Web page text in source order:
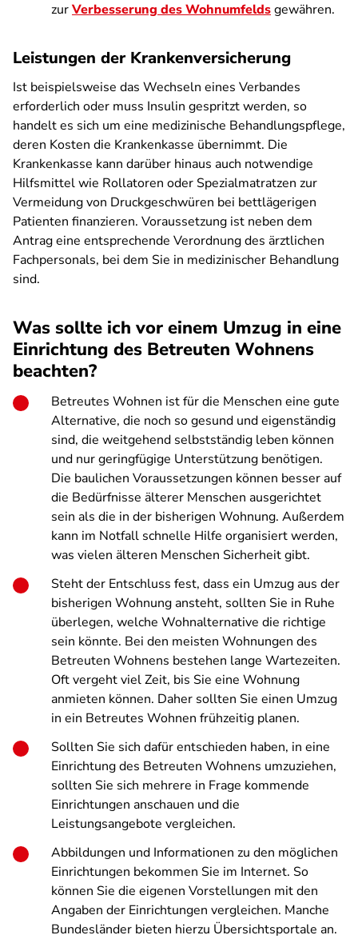
zurVerbesserung des Wohnumfeldsgewähren.
Leistungen der Krankenversicherung
Ist beispielsweise das Wechseln eines Verbandes
erforderlich oder muss Insulin gespritzt werden, so
handelt es sich um eine medizinische Behandlungspflege,
deren Kosten die Krankenkasse übernimmt. Die
Krankenkasse kann darüber hinaus auch notwendige
Hilfsmittel wie Rollatoren oder Spezialmatratzen zur
Vermeidung von Druckgeschwüren bei bettlägerigen
Patienten finanzieren. Voraussetzung ist neben dem
Antrag eine entsprechende Verordnung des ärztlichen
Fachpersonals, bei dem Sie in medizinischer Behandlung
sind.
Was sollte ich vor einem Umzug in eine
Einrichtung des Betreuten Wohnens
beachten?
Betreutes Wohnen ist für die Menschen eine gute
Alternative, die noch so gesund und eigenständig
sind, die weitgehend selbstständig leben können
und nur geringfügige Unterstützung benötigen.
Die baulichen Voraussetzungen können besser auf
die Bedürfnisse älterer Menschen ausgerichtet
sein als die in der bisherigen Wohnung. Außerdem
kann im Notfall schnelle Hilfe organisiert werden,
was vielen älteren Menschen Sicherheit gibt.
Steht der Entschluss fest, dass ein Umzug aus der
bisherigen Wohnung ansteht, sollten Sie in Ruhe
überlegen, welche Wohnalternative die richtige
sein könnte. Bei den meisten Wohnungen des
Betreuten Wohnens bestehen lange Wartezeiten.
Oft vergeht viel Zeit, bis Sie eine Wohnung
anmieten können. Daher sollten Sie einen Umzug
in ein Betreutes Wohnen frühzeitig planen.
Sollten Sie sich dafür entschieden haben, in eine
Einrichtung des Betreuten Wohnens umzuziehen,
sollten Sie sich mehrere in Frage kommende
Einrichtungen anschauen und die
Leistungsangebote vergleichen.
Abbildungen und Informationen zu den möglichen
Einrichtungen bekommen Sie im Internet. So
können Sie die eigenen Vorstellungen mit den
Angaben der Einrichtungen vergleichen. Manche
Bundesländer bieten hierzu Übersichtsportale an.